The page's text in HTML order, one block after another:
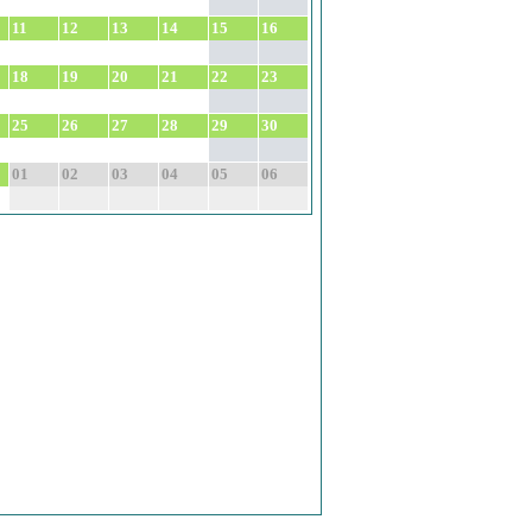
11 12 13 14 15 16
18 19 20 21 22 23
25 26 27 28 29 30
01 02 03 04 05 06